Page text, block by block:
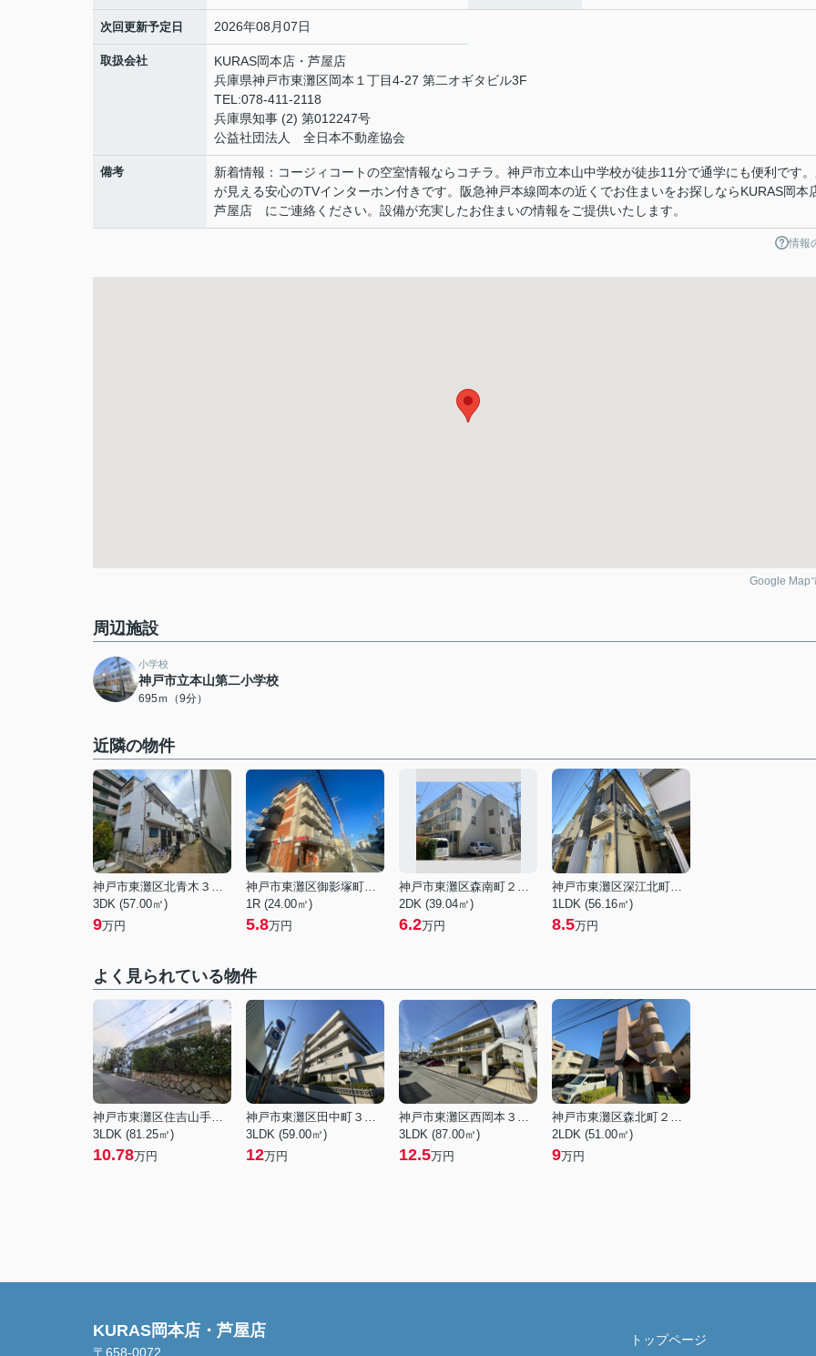
次回更新予定日 2026年08月07日
取扱会社
KURAS岡本店・芦屋店
兵庫県神戸市東灘区岡本１丁目4-27 第二オギタビル3F
TEL:078-411-2118
兵庫県知事 (2) 第012247号
公益社団法人 全日本不動産協会
備考
新着情報：コージィコートの空室情報ならコチラ。神戸市立本山中学校が徒歩11分で通学にも便利です
が見える安心のTVインターホン付きです。阪急神戸本線岡本の近くでお住まいをお探しならKURAS岡本
芦屋店 にご連絡ください。設備が充実したお住まいの情報をご提供いたします。
情報
Google Map
周辺施設
小学校
神戸市立本山第二小学校
695ｍ（9分）
近隣の物件
神戸市東灘区北青木３丁目
3DK (57.00㎡)
9万円
神戸市東灘区御影塚町２丁目
1R (24.00㎡)
5.8万円
神戸市東灘区森南町２丁目
2DK (39.04㎡)
6.2万円
神戸市東灘区深江北町３丁目
1LDK (56.16㎡)
8.5万円
よく見られている物件
神戸市東灘区住吉山手４丁目
3LDK (81.25㎡)
10.78万円
神戸市東灘区田中町３丁目
3LDK (59.00㎡)
12万円
神戸市東灘区西岡本３丁目
3LDK (87.00㎡)
12.5万円
神戸市東灘区森北町２丁目
2LDK (51.00㎡)
9万円
KURAS岡本店・芦屋店
〒658-0072
トップページ